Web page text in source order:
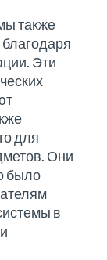
также
Эти
для
Они
было
в